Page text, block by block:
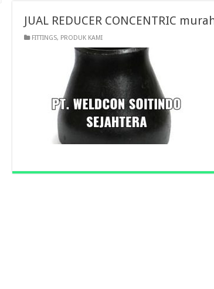
JUAL REDUCER CONCENTRIC
FITTINGS, PRODUK KAMI